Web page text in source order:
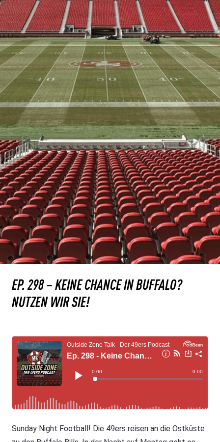
EP. 298 – KEINE CHANCE IN BUFFALO?
NUTZEN WIR SIE!
Sunday Night Football! Die 49ers reisen an die Ostküste